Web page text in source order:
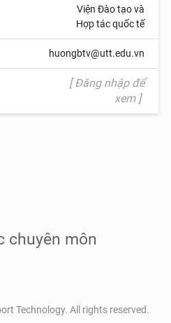
Viện Đào tạo và
Hợp tác quốc tế
huongbtv@utt.edu.vn
[ Đăng nhập để
xem ]
chuyên môn
Technology. All rights reserved.